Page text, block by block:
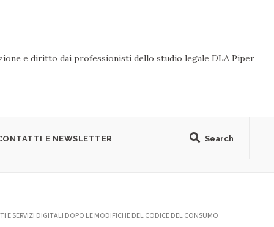
e diritto dai professionisti dello studio legale DLA Piper
Search
E NEWSLETTER
E SERVIZI DIGITALI DOPO LE MODIFICHE DEL CODICE DEL CONSUMO